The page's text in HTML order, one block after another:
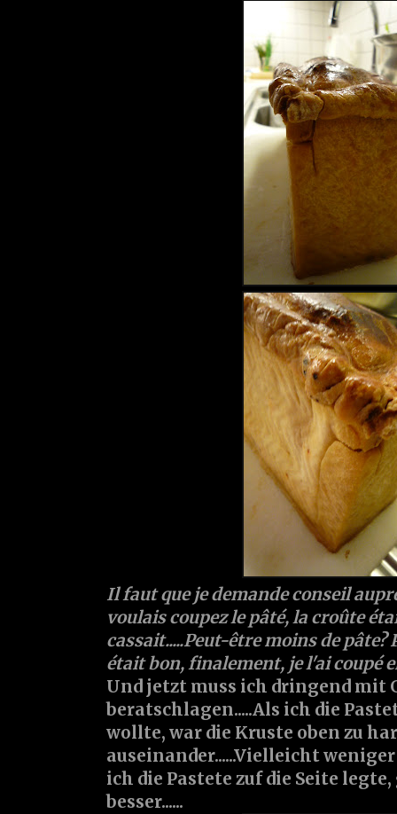
Il faut que je demande conseil
voulais coupez le pâté, la croûte
cassait.....Peut-être moins de pâte?
était bon, finalement, je l'ai coupé
Und jetzt muss ich dringend mit
beratschlagen.....Als ich die
wollte, war die Kruste oben zu
auseinander......Vielleicht
ich die Pastete zuf die Seite
besser......